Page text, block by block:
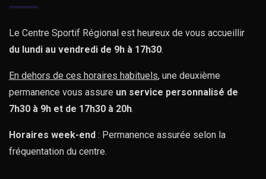
Le Centre Sportif Régional est heureux de vous accueillir
du lundi au vendredi de 9h à 17h30.
En dehors de ces horaires habituels, une deuxième
permanence vous assure un service personnalisé de
7h30 à 9h et de 17h30 à 20h.
Horaires week-end : Permanence assurée selon la
fréquentation du centre.